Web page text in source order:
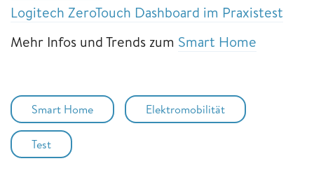
Logitech ZeroTouch Dashboard im Praxistest
Mehr Infos und Trends zum Smart Home
Smart Home Elektromobilität
Test